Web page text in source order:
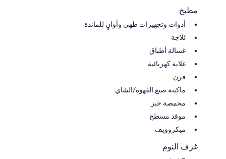
مطبخ
أدوات وتجهيزات طهي وأوانٍ للمائدة
ثلاجة
غسالة أطباق
غلاية كهربائية
فرن
ماكينة صنع القهوة/الشاي
محمصة خبز
موقد مسطح
ميكروويف
غرف النوم